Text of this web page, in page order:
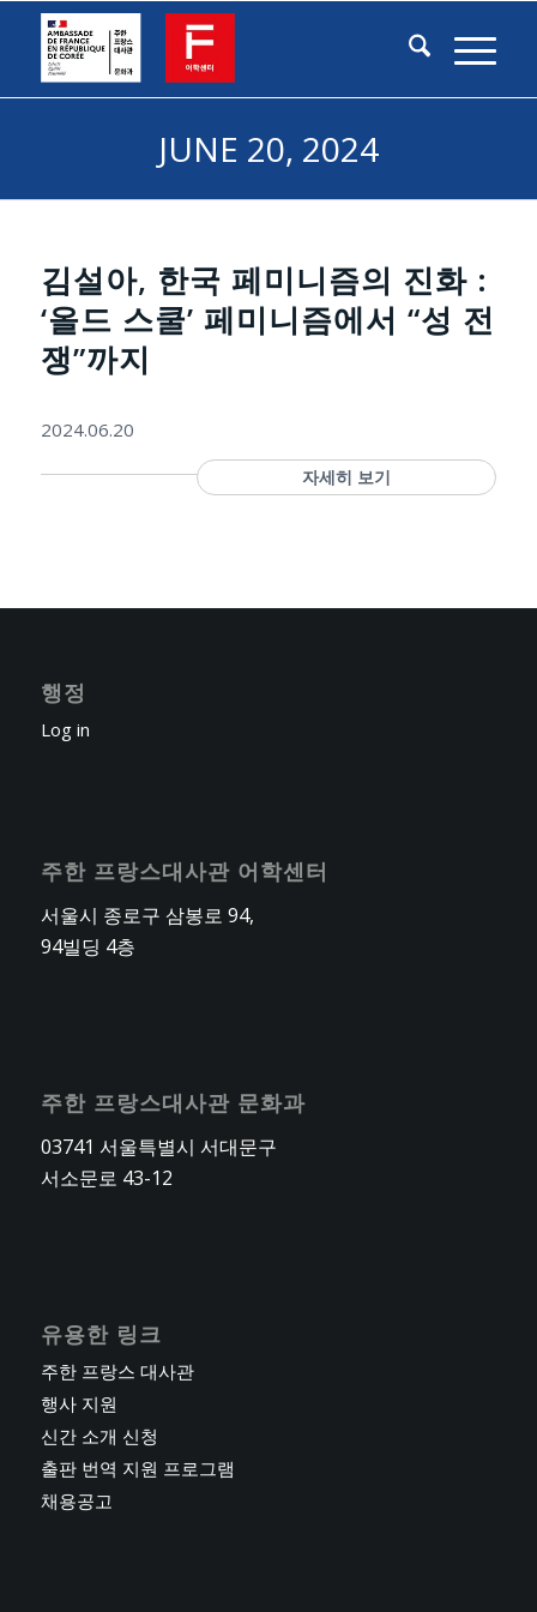
JUNE 20, 2024
김설아, 한국 페미니즘의 진화 :
‘올드 스쿨’ 페미니즘에서 “성 전
쟁”까지
2024.06.20
자세히 보기
행정
Log in
주한 프랑스대사관 어학센터
서울시 종로구 삼봉로 94,
94빌딩 4층
주한 프랑스대사관 문화과
03741 서울특별시 서대문구
서소문로 43-12
유용한 링크
주한 프랑스 대사관
행사 지원
신간 소개 신청
출판 번역 지원 프로그램
채용공고